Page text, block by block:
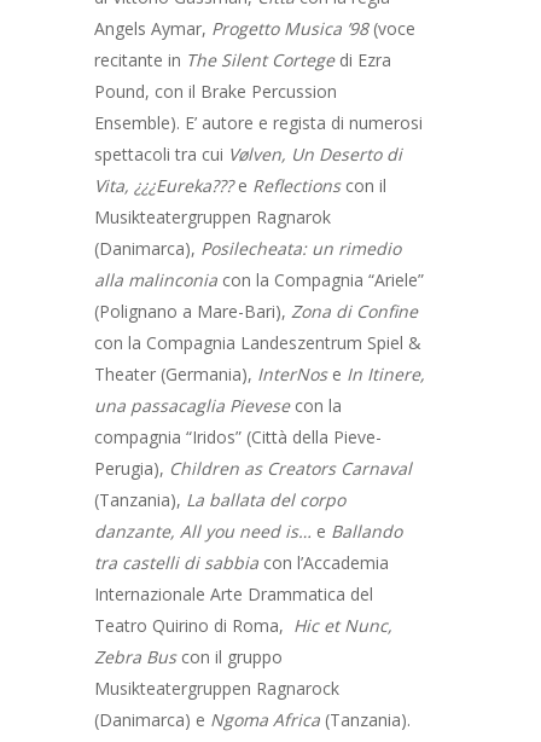
Angels Aymar, Progetto Musica ’98(voce
recitante in The Silent Cortegedi Ezra
Pound, con il Brake Percussion
Ensemble). E’ autore e regista di numerosi
spettacoli tra cui Vølven, Un Deserto di
Vita, ¿¿¿Eureka???e Reflectionscon il
Musikteatergruppen Ragnarok
(Danimarca), Posilecheata: un rimedio
alla malinconiacon la Compagnia “Ariele”
(Polignano a Mare-Bari), Zona di Confine
con la Compagnia Landeszentrum Spiel &
Theater (Germania), InterNose In Itinere,
una passacaglia Pievesecon la
compagnia “Iridos” (Città della Pieve-
Perugia), Children as Creators Carnaval
(Tanzania), La ballata del corpo
danzante, All you need is… e Ballando
tra castelli di sabbiacon l’Accademia
Internazionale Arte Drammatica del
Teatro Quirino di Roma, Hic et Nunc,
Zebra Buscon il gruppo
Musikteatergruppen Ragnarock
(Danimarca) e Ngoma Africa(Tanzania).